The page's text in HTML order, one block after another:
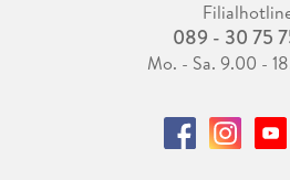
089 - 30 75
Mo. - Sa. 9.00 -